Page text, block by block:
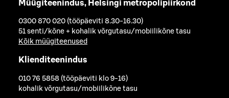
Müügiteenindus, Helsingi metropolipiirkond
0300 870 020 (tööpäeviti 8.30-16.30)
51 senti/kõne + kohalik võrgutasu/mobiilikõne tasu
Kõik müügiteenused
Klienditeenindus
010 76 5858 (tööpäeviti klo 9-16)
kohalik võrgutasu/mobiilikõne tasu